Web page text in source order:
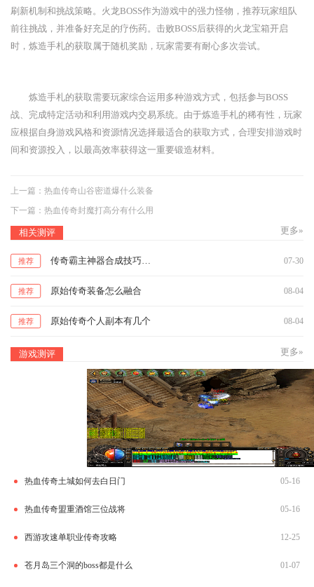
刷新机制和挑战策略。火龙BOSS作为游戏中的强力怪物，推荐玩家组队
前往挑战，并准备好充足的疗伤药。击败BOSS后获得的火龙宝箱开启
时，炼造手札的获取属于随机奖励，玩家需要有耐心多次尝试。
炼造手札的获取需要玩家综合运用多种游戏方式，包括参与BOSS
战、完成特定活动和利用游戏内交易系统。由于炼造手札的稀有性，玩家
应根据自身游戏风格和资源情况选择最适合的获取方式，合理安排游戏时
间和资源投入，以最高效率获得这一重要锻造材料。
上一篇： 热血传奇山谷密道爆什么装备
下一篇： 热血传奇封魔打高分有什么用
相关测评 更多»
推荐 传奇霸主神器合成技巧攻略 07-30
推荐 原始传奇装备怎么融合 08-04
推荐 原始传奇个人副本有几个 08-04
游戏测评 更多»
热血传奇土城如何去白日门 05-16
热血传奇盟重酒馆三位战将 05-16
西游攻速单职业传奇攻略 12-25
苍月岛三个洞的boss都是什么 01-07